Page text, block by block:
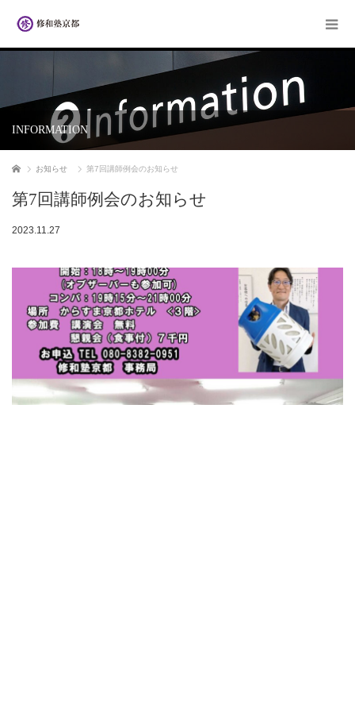
INFORMATION
ホーム お知らせ 第7回講師例会のお知らせ
第7回講師例会のお知らせ
2023.11.27